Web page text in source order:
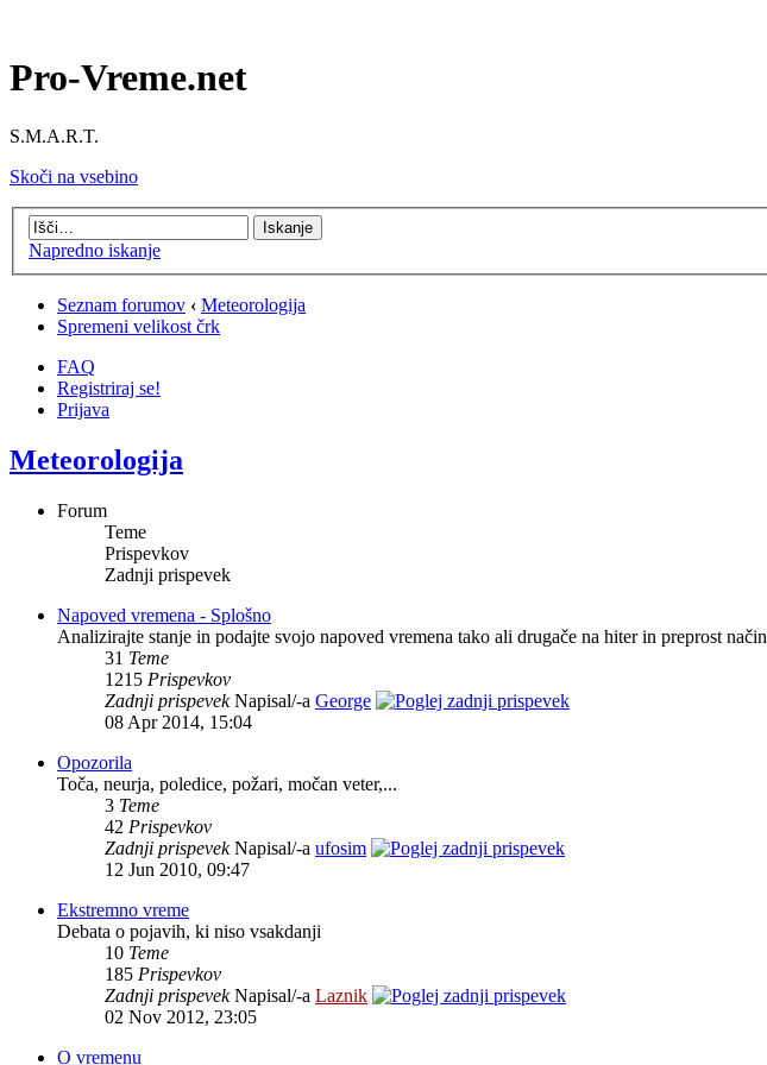
Pro-Vreme.net
S.M.A.R.T.
Skoči na vsebino
Napredno iskanje
Seznam forumov ‹ Meteorologija
Spremeni velikost črk
FAQ
Registriraj se!
Prijava
Meteorologija
Forum
Teme
Prispevkov
Zadnji prispevek
Napoved vremena - Splošno
Analizirajte stanje in podajte svojo napoved vremena tako ali drugače na hiter in preprost način
31 Teme
1215 Prispevkov
Zadnji prispevekNapisal/-a George
08 Apr 2014, 15:04
Opozorila
Toča, neurja, poledice, požari, močan veter,...
3 Teme
42 Prispevkov
Zadnji prispevekNapisal/-a ufosim
12 Jun 2010, 09:47
Ekstremno vreme
Debata o pojavih, ki niso vsakdanji
10 Teme
185 Prispevkov
Zadnji prispevekNapisal/-a Laznik
02 Nov 2012, 23:05
O vremenu